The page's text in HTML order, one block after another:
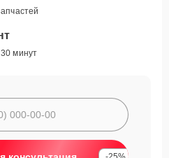
минут